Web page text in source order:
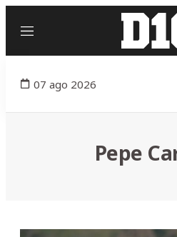
Menú
07 ago 2026
Pepe